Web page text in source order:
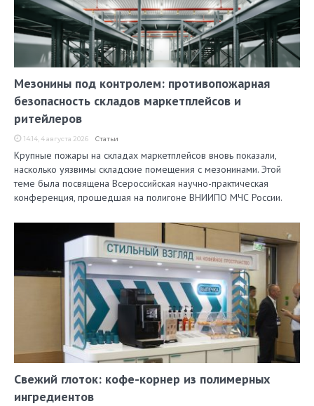
Мезонины под контролем: противопожарная
безопасность складов маркетплейсов и
ритейлеров
14:14, 4 августа 2026 Статьи
Крупные пожары на складах маркетплейсов вновь показали,
насколько уязвимы складские помещения с мезонинами. Этой
теме была посвящена Всероссийская научно-практическая
конференция, прошедшая на полигоне ВНИИПО МЧС России.
Свежий глоток: кофе-корнер из полимерных
ингредиентов